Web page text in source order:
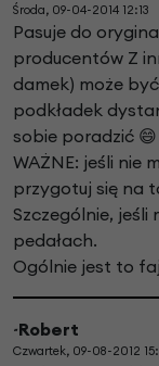
Środa, 09-04-2014 12:13
Pasuje do
producentów Z
damek) może
podkładek
sobie poradzić 😄
WAŻNE: jeśli nie
przygotuj się na
Szczególnie,
pedałach.
Ogólnie jest to
~Robert
Czwartek, 09-08-2012